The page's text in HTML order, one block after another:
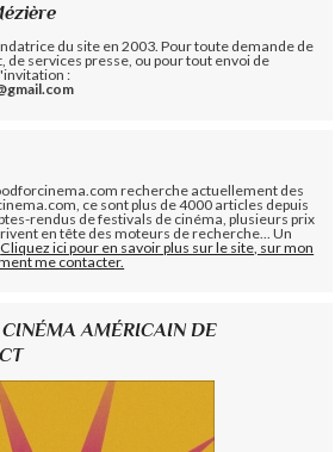
du site en 2003. Pour toute demande de
services presse, ou pour tout envoi de
:
recherche actuellement des
ce sont plus de 4000 articles depuis
rendus de festivals de cinéma, plusieurs prix
en tête des moteurs de recherche... Un
Cliquez ici pour en savoir plus sur le site, sur mon
me contacter.
AMÉRICAIN DE